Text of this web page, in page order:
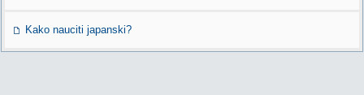
Kako nauciti japanski?